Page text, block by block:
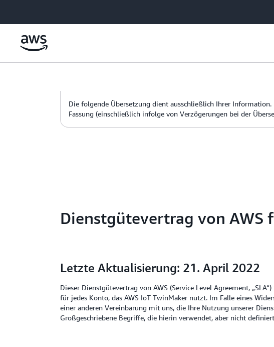
Die folgende Übersetzung dient ausschließlich Ihrer
Fassung (einschließlich infolge von Verzögerungen bei der
Dienstgütevertrag von AWS
Letzte Aktualisierung: 21. April 2022
Dieser Dienstgütevertrag von AWS (Service Level Agreement,
für jedes Konto, das AWS IoT TwinMaker nutzt. Im Falle eines
einer anderen Vereinbarung mit uns, die Ihre Nutzung unserer
Großgeschriebene Begriffe, die hierin verwendet, aber nicht